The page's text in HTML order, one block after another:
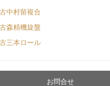
中村留複合
森精機旋盤
三本ロール
お問合せ